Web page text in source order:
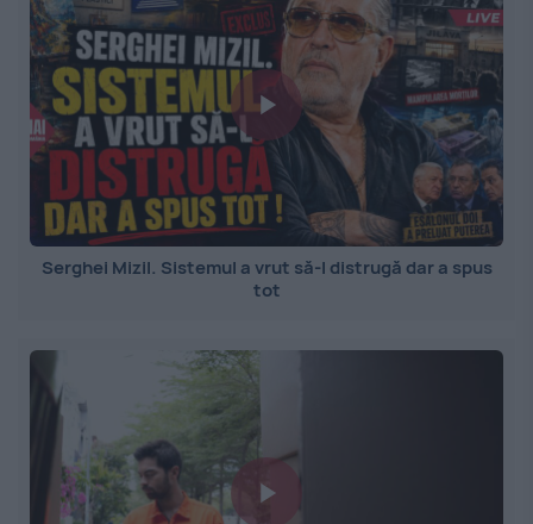
Serghei Mizil. Sistemul a vrut să-l distrugă dar a spus
tot